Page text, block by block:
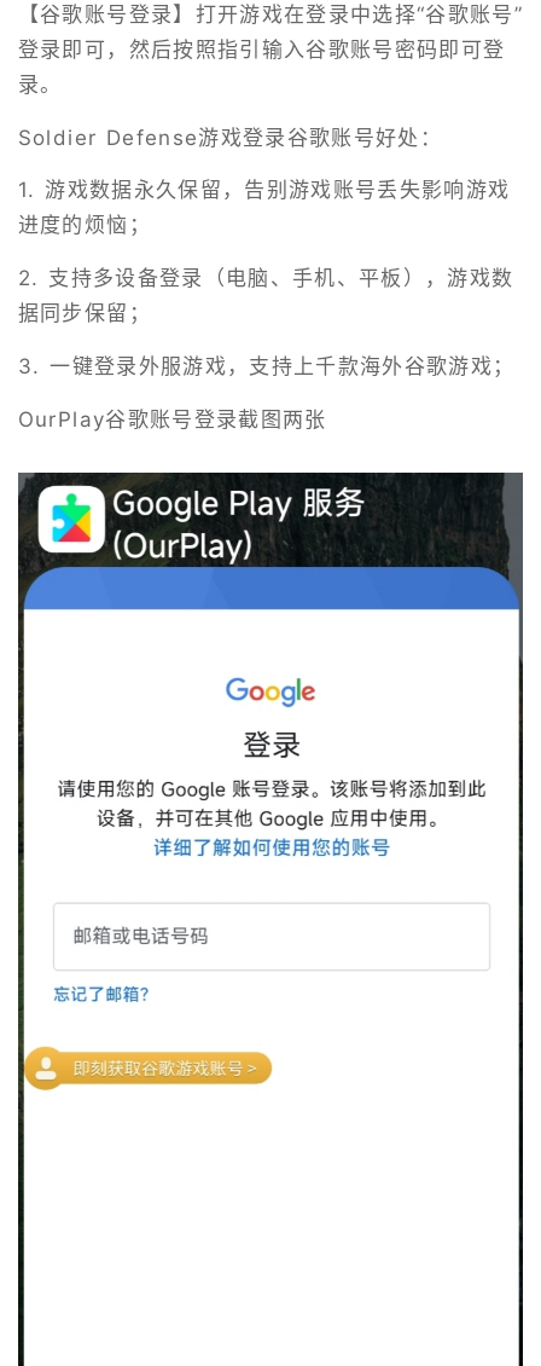
【谷歌账号登录】打开游戏在登录中选择“谷歌账号”
登录即可，然后按照指引输入谷歌账号密码即可登
录。
Soldier Defense游戏登录谷歌账号好处：
1. 游戏数据永久保留，告别游戏账号丢失影响游戏
进度的烦恼；
2. 支持多设备登录（电脑、手机、平板），游戏数
据同步保留；
3. 一键登录外服游戏，支持上千款海外谷歌游戏；
OurPlay谷歌账号登录截图两张